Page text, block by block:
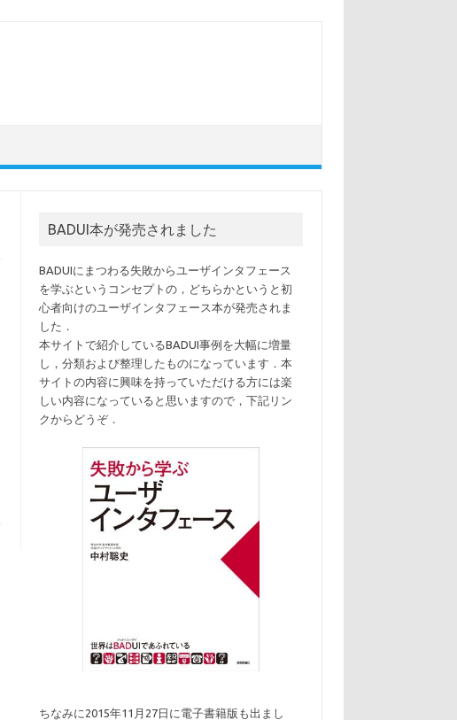
BADUI本が発売されました
BADUIにまつわる失敗からユーザインタフェース
を学ぶというコンセプトの，どちらかというと初
心者向けのユーザインタフェース本が発売されま
した．
本サイトで紹介しているBADUI事例を大幅に増量
し，分類および整理したものになっています．本
サイトの内容に興味を持っていただける方には楽
しい内容になっていると思いますので，下記リン
クからどうぞ．
ちなみに2015年11月27日に電子書籍版も出まし